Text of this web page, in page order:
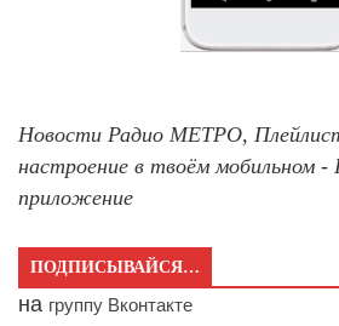
Новости Радио МЕТРО,
настроение в твоём мобильном
приложение
ПОДПИСЫВАЙСЯ…
на группу Вконтакте